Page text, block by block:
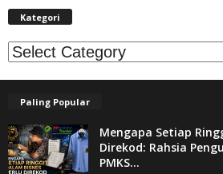
Kategori
Kategori
Paling Popular
Mengapa Setiap
Direkod: Rahsia
PMKS...